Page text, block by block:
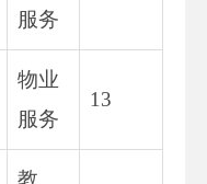
服务
物业
服务
13
教